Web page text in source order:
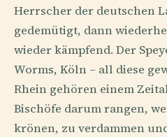
Herrscher der deutschen
gedemütigt, dann
wieder kämpfend. Der
Worms, Köln – all diese
Rhein gehören einem
Bischöfe darum rangen,
krönen, zu verdammen